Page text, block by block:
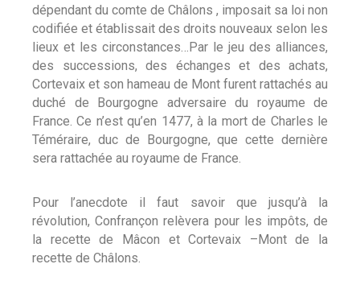
dépendant du comte de Châlons , imposait sa loi non
codifiée et établissait des droits nouveaux selon les
lieux et les circonstances…Par le jeu des alliances,
des successions, des échanges et des achats,
Cortevaix et son hameau de Mont furent rattachés au
duché de Bourgogne adversaire du royaume de
France. Ce n’est qu’en 1477, à la mort de Charles le
Téméraire, duc de Bourgogne, que cette dernière
sera rattachée au royaume de France.
Pour l’anecdote il faut savoir que jusqu’à la
révolution, Confrançon relèvera pour les impôts, de
la recette de Mâcon et Cortevaix –Mont de la
recette de Châlons.